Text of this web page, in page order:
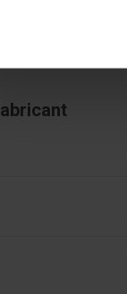
techniques